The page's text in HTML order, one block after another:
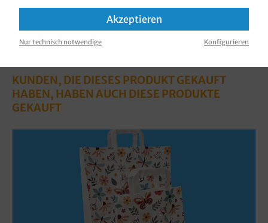
KUNDEN, DIE DIESES PRODUKT GEKAUFT
HABEN, HABEN AUCH DIESE PRODUKTE
GEKAUFT
Akzeptieren
Nur technisch notwendige Konfigurieren